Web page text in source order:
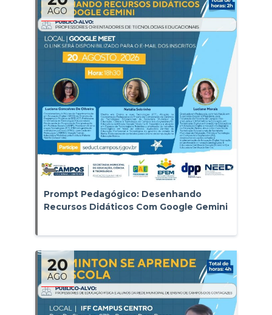
AGO
Prompt Pedagógico: Desenhando
Recursos Didáticos Com Google Gemini
20
AGO